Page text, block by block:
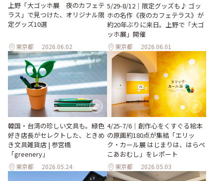
上野「大ゴッホ展 夜のカフェテ
ラス」で見つけた、オリジナル限
定グッズ10選
東京都 2026.06.02
5/29-8/12｜限定グッズも♪ ゴッ
ホの名作《夜のカフェテラス》が
約20年ぶりに来日。上野で「大ゴ
ッホ展」開催
東京都 2026.06.01
韓国・台湾の珍しい文具も。緑色
好き店長がセレクトした、ときめ
き文具雑貨店 | 参宮橋
「greenery」
東京都 2026.05.24
4/25-7/6｜創作心をくすぐる絵本
の原画約180点が集結「エリッ
ク・カール展 はじまりは、はらぺ
こあおむし」をレポート
東京都 2026.05.03